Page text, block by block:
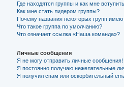
Где находятся группы и как мне
Как мне стать лидером группы?
Почему названия некоторых групп
Что такое группа по умолчанию?
Что означает ссылка «Наша команда»?
Личные сообщения
Я не могу отправить личные сообщения!
Я постоянно получаю нежелательные
Я получил спам или оскорбительный